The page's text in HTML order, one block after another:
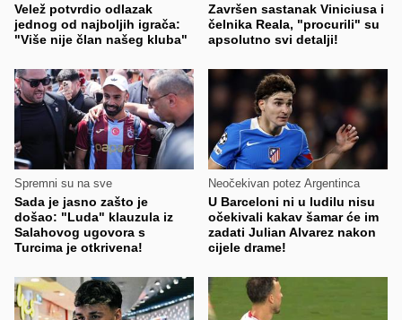
Velež potvrdio odlazak
jednog od najboljih igrača:
"Više nije član našeg kluba"
Završen sastanak Viniciusa i
čelnika Reala, "procurili" su
apsolutno svi detalji!
Spremni su na sve
Sada je jasno zašto je
došao: "Luda" klauzula iz
Salahovog ugovora s
Turcima je otkrivena!
Neočekivan potez Argentinca
U Barceloni ni u ludilu nisu
očekivali kakav šamar će im
zadati Julian Alvarez nakon
cijele drame!